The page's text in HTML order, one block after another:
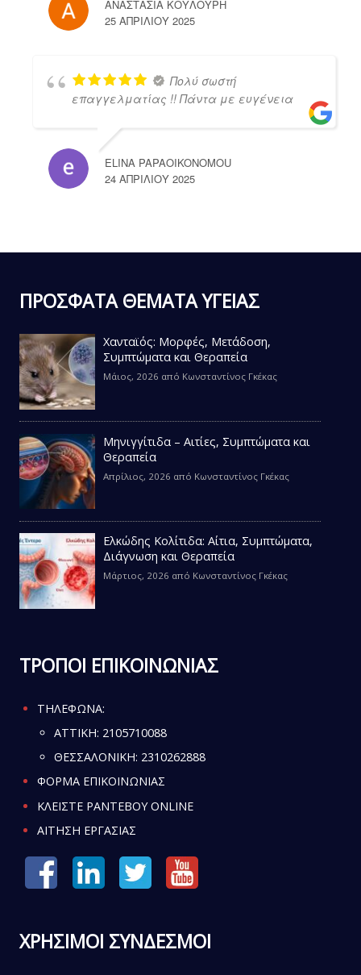
ΑΝΑΣΤΑΣΙΑ ΚΟΥΛΟΥΡΗ
25 ΑΠΡΙΛΊΟΥ 2025
Πολύ σωστή
επαγγελματίας !! Πάντα με ευγένεια
ELINA PAPAOIKONOMOU
24 ΑΠΡΙΛΊΟΥ 2025
ΠΡΟΣΦΑΤΑ ΘΕΜΑΤΑ ΥΓΕΙΑΣ
Χανταϊός: Μορφές, Μετάδοση,
Συμπτώματα και Θεραπεία
Μάιος, 2026 από Κωνσταντίνος Γκέκας
Μηνιγγίτιδα – Αιτίες, Συμπτώματα και
Θεραπεία
Απρίλιος, 2026 από Κωνσταντίνος Γκέκας
Ελκώδης Κολίτιδα: Αίτια, Συμπτώματα,
Διάγνωση και Θεραπεία
Μάρτιος, 2026 από Κωνσταντίνος Γκέκας
ΤΡΟΠΟΙ ΕΠΙΚΟΙΝΩΝΙΑΣ
ΤΗΛΕΦΩΝΑ:
ATTIKH: 2105710088
ΘΕΣΣΑΛΟΝΙΚΗ: 2310262888
ΦΟΡΜΑ ΕΠΙΚΟΙΝΩΝΙΑΣ
ΚΛΕΙΣΤΕ ΡΑΝΤΕΒΟΥ ONLINE
ΑΙΤΗΣΗ ΕΡΓΑΣΙΑΣ
ΧΡΗΣΙΜΟΙ ΣΥΝΔΕΣΜΟΙ